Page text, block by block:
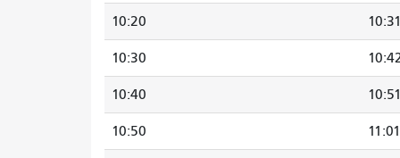
10:20 10:31
10:30
10:40 10:51
10:50 11:01